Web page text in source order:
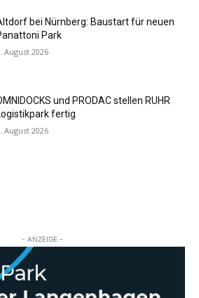
bei Nürnberg: Baustart für neuen
Park
August 2026
und PRODAC stellen RUHR
fertig
August 2026
- ANZEIGE -